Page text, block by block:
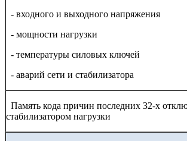
- входного и выходного напряжения
- мощности нагрузки
- температуры силовых ключей
- аварий сети и стабилизатора
Память кода причин последних 32-х
стабилизатором нагрузки